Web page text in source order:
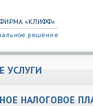
«КЛИФФ»
решение
УСЛУГИ
НАЛОГОВОЕ